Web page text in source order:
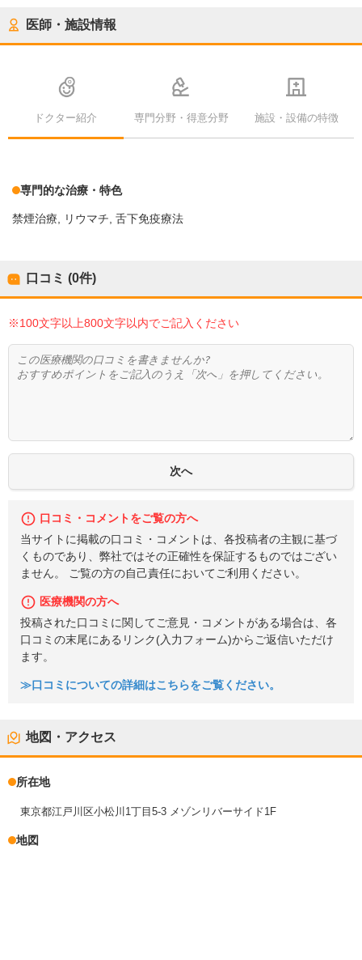
医師・施設情報
ドクター紹介 専門分野・得意分野 施設・設備の特徴
専門的な治療・特色
禁煙治療 リウマチ 舌下免疫療法
口コミ (0件)
※100文字以上800文字以内でご記入ください
口コミ・コメントをご覧の方へ
当サイトに掲載の口コミ・コメントは、各投稿者の主観に基づ
くものであり、弊社ではその正確性を保証するものではござい
ません。 ご覧の方の自己責任においてご利用ください。
医療機関の方へ
投稿された口コミに関してご意見・コメントがある場合は、各
口コミの末尾にあるリンク(入力フォーム)からご返信いただけ
ます。
≫口コミについての詳細はこちらをご覧ください。
地図・アクセス
所在地
東京都江戸川区小松川1丁目5-3 メゾンリバーサイド1F
地図